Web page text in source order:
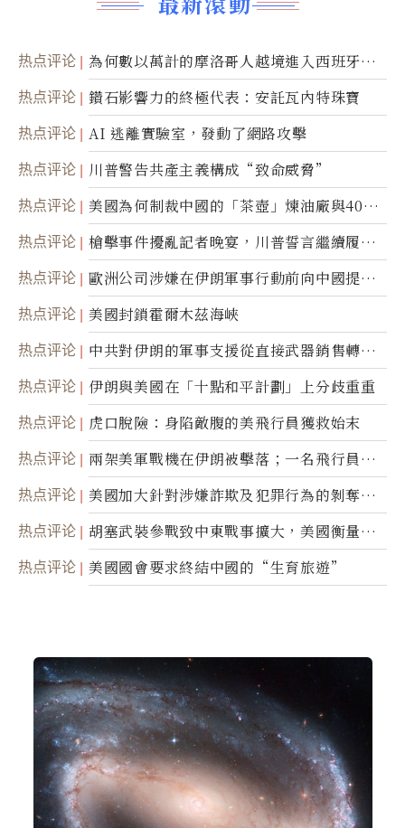
热点评论
為何數以萬計的摩洛哥人越境進入西班牙休
達
热点评论 鑽石影響力的終極代表：安託瓦內特珠寶
热点评论 AI 逃離實驗室，發動了網路攻擊
热点评论 川普警告共產主義構成“致命威脅”
热点评论
美國為何制裁中國的「茶壺」煉油廠與40家
航運公司
热点评论
槍擊事件擾亂記者晚宴，川普誓言繼續履行
職責
热点评论
歐洲公司涉嫌在伊朗軍事行動前向中國提供
美軍基地的衛星影像
热点评论 美國封鎖霍爾木茲海峽
热点评论
中共對伊朗的軍事支援從直接武器銷售轉向
間接技術轉讓
热点评论 伊朗與美國在「十點和平計劃」上分歧重重
热点评论 虎口脫險：身陷敵腹的美飛行員獲救始末
热点评论
兩架美軍戰機在伊朗被擊落；一名飛行員失
蹤
热点评论
美國加大針對涉嫌詐欺及犯罪行為的剝奪公
民權力度
热点评论
胡塞武裝參戰致中東戰事擴大，美國衡量地
面入侵的可能性
热点评论 美國國會要求終結中國的“生育旅遊”